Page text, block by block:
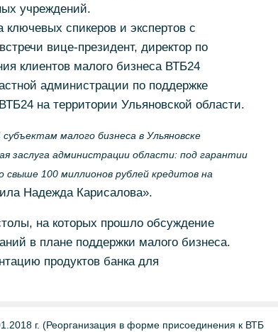
учреждений.
спикеров и экспертов с
вице-президент, директор по
клиентов малого бизнеса ВТБ24
администрации по поддержке
на территории Ульяновской области.
малого бизнеса в Ульяновске
заслуга администрации области: под гарантии
свыше 100 миллионов рублей кредитов на
Надежда Карисалова».
на которых прошло обсуждение
в плане поддержки малого бизнеса.
продуктов банка для
г. (Реорганизация в форме присоединения к ВТБ